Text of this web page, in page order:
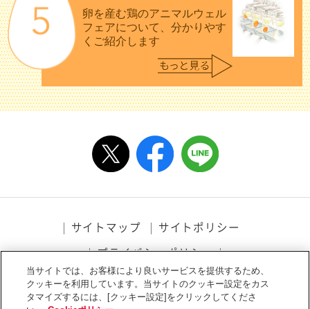
卵を産む鶏のアニマルウェル
フェアについて、分かりやす
くご紹介します
サイトマップ サイトポリシー
プライバシーポリシー
ソーシャルメディアポリシー アクセシビリティ
当サイトでは、お客様により良いサービスを提供するため、
クッキーを利用しています。当サイトのクッキー設定をカス
タマイズするには、[クッキー設定]をクリックしてくださ